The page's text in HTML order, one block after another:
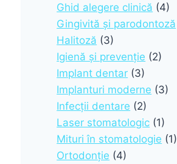
Ghid alegere clinică (4)
Gingivită și parodontoză
Halitoză (3)
Igienă și prevenție (2)
Implant dentar (3)
Implanturi moderne (3)
Infecții dentare (2)
Laser stomatologic (1)
Mituri în stomatologie (1)
Ortodonție (4)